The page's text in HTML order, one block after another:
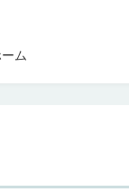
ム